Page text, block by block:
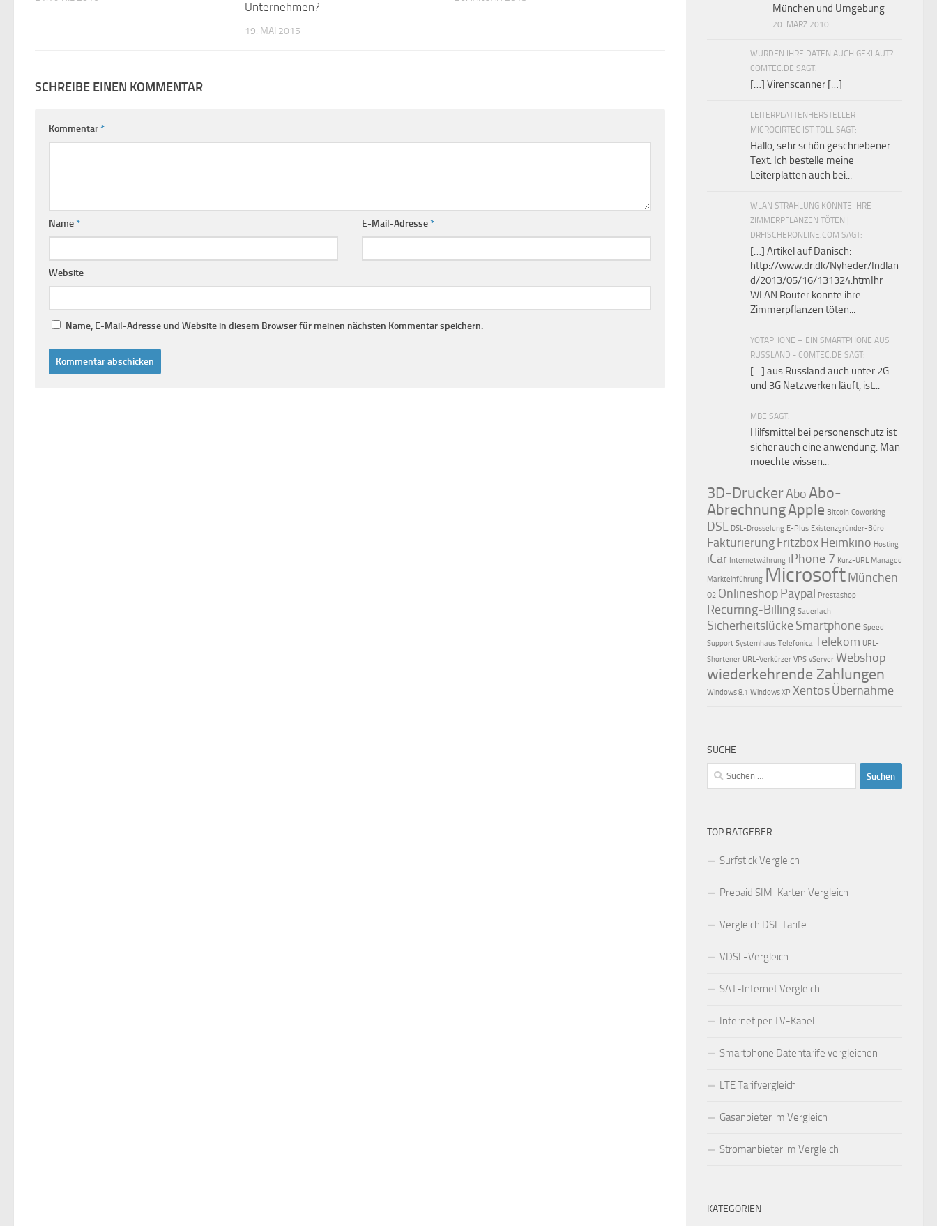
Unternehmen?
19. MAI 2015
SCHREIBE EINEN KOMMENTAR
Kommentar*
Name* E-Mail-Adresse*
Website
Name, E-Mail-Adresse und Website in diesem Browser für meinen nächsten Kommentar speichern.
München und Umgebung
20. MÄRZ 2010
WURDEN IHRE DATEN AUCH GEKLAUT? -
COMTEC.DE SAGT:
[…] Virenscanner […]
LEITERPLATTENHERSTELLER
MICROCIRTEC IST TOLL SAGT:
Hallo, sehr schön geschriebener
Text. Ich bestelle meine
Leiterplatten auch bei...
WLAN STRAHLUNG KÖNNTE IHRE
ZIMMERPFLANZEN TÖTEN |
DRFISCHERONLINE.COM SAGT:
[…] Artikel auf Dänisch:
http://www.dr.dk/Nyheder/Indlan
d/2013/05/16/131324.htmIhr
WLAN Router könnte ihre
Zimmerpflanzen töten...
YOTAPHONE – EIN SMARTPHONE AUS
RUSSLAND - COMTEC.DE SAGT:
[…] aus Russland auch unter 2G
und 3G Netzwerken läuft, ist...
MBE SAGT:
Hilfsmittel bei personenschutz ist
sicher auch eine anwendung. Man
moechte wissen...
3D-DruckerAbo Abo-
AbrechnungApple Bitcoin Coworking
DSL DSL-Drosselung E-Plus Existenzgründer-Büro
Fakturierung Fritzbox Heimkino Hosting
iCar Internetwährung iPhone 7 Kurz-URL Managed
Markteinführung Microsoft München
O2 Onlineshop Paypal Prestashop
Recurring-Billing Sauerlach
Sicherheitslücke Smartphone Speed
Support Systemhaus Telefonica Telekom URL-
Shortener URL-Verkürzer VPS vServer Webshop
wiederkehrende Zahlungen
Windows 8.1 Windows XP Xentos Übernahme
SUCHE
Suchen
nach:
TOP RATGEBER
Surfstick Vergleich
Prepaid SIM-Karten Vergleich
Vergleich DSL Tarife
VDSL-Vergleich
SAT-Internet Vergleich
Internet per TV-Kabel
Smartphone Datentarife vergleichen
LTE Tarifvergleich
Gasanbieter im Vergleich
Stromanbieter im Vergleich
KATEGORIEN